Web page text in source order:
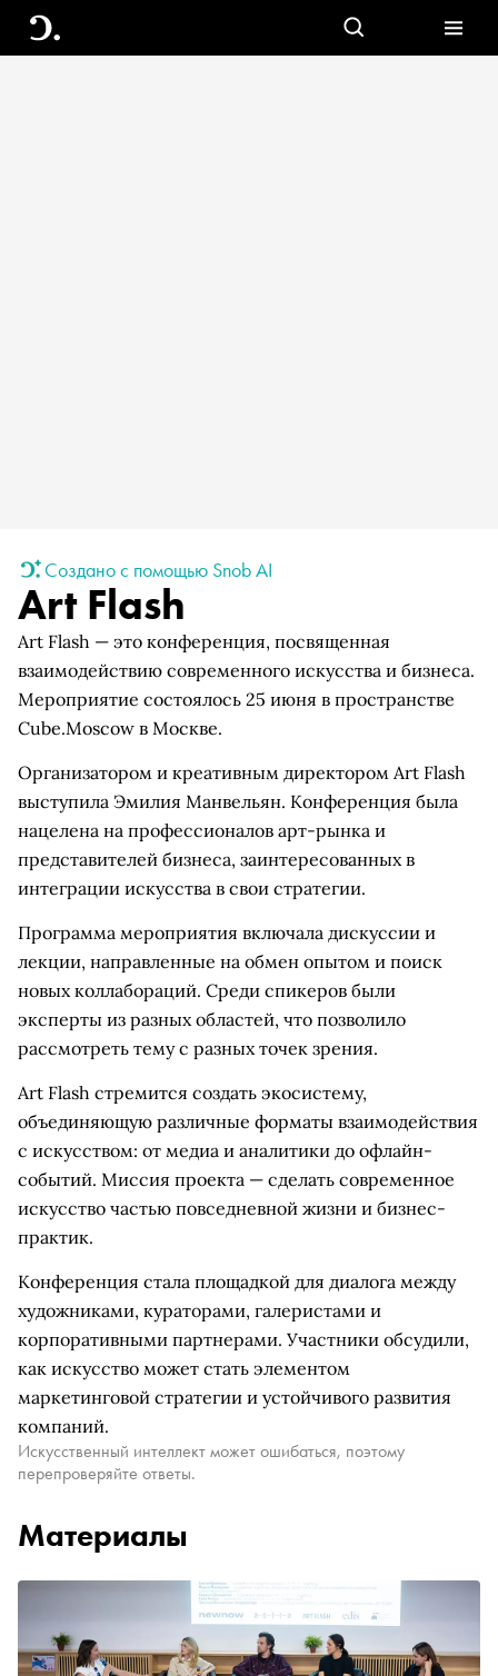
Создано с помощью Snob AI
Art Flash
Art Flash — это конференция, посвященная
взаимодействию современного искусства и бизнеса.
Мероприятие состоялось 25 июня в пространстве
Cube.Moscow в Москве.
Организатором и креативным директором Art Flash
выступила Эмилия Манвельян. Конференция была
нацелена на профессионалов арт-рынка и
представителей бизнеса, заинтересованных в
интеграции искусства в свои стратегии.
Программа мероприятия включала дискуссии и
лекции, направленные на обмен опытом и поиск
новых коллабораций. Среди спикеров были
эксперты из разных областей, что позволило
рассмотреть тему с разных точек зрения.
Art Flash стремится создать экосистему,
объединяющую различные форматы взаимодействия
с искусством: от медиа и аналитики до офлайн-
событий. Миссия проекта — сделать современное
искусство частью повседневной жизни и бизнес-
практик.
Конференция стала площадкой для диалога между
художниками, кураторами, галеристами и
корпоративными партнерами. Участники обсудили,
как искусство может стать элементом
маркетинговой стратегии и устойчивого развития
компаний.
Искусственный интеллект может ошибаться, поэтому
перепроверяйте ответы.
Материалы